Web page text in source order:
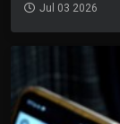
Jul 03 2026